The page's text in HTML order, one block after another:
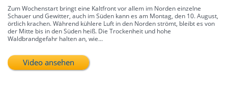
Zum Wochenstart bringt eine Kaltfront vor allem im Norden einzelne
Schauer und Gewitter, auch im Süden kann es am Montag, den 10. August,
örtlich krachen. Während kühlere Luft in den Norden strömt, bleibt es von
der Mitte bis in den Süden heiß. Die Trockenheit und hohe
Waldbrandgefahr halten an, wie...
Video ansehen